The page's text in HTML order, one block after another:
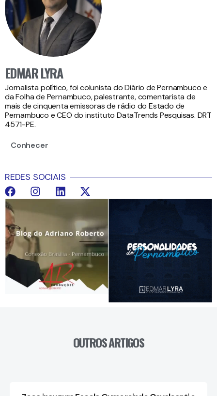
EDMAR LYRA
Jornalista político, foi colunista do Diário de Pernambuco e
da Folha de Pernambuco, palestrante, comentarista de
mais de cinquenta emissoras de rádio do Estado de
Pernambuco e CEO do instituto DataTrends Pesquisas. DRT
4571-PE.
Conhecer
REDES SOCIAIS
OUTROS ARTIGOS